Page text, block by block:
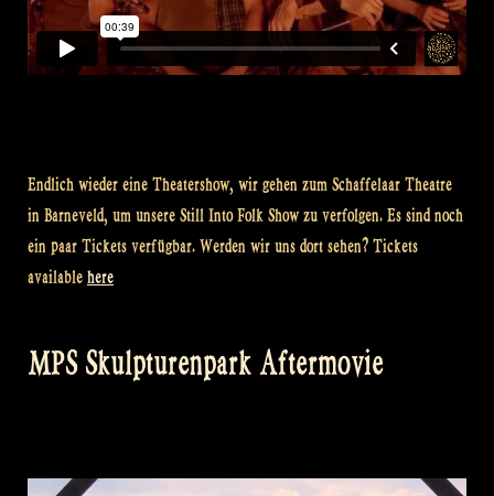
Endlich wieder eine Theatershow, wir gehen zum Schaffelaar Theatre
in Barneveld, um unsere Still Into Folk Show zu verfolgen. Es sind noch
ein paar Tickets verfügbar. Werden wir uns dort sehen? Tickets
available here
MPS Skulpturenpark Aftermovie